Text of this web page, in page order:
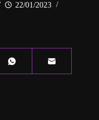
22/01/2023